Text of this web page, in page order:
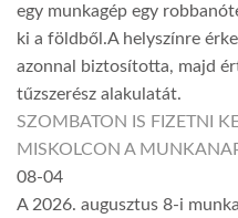
egy munkagép egy
ki a földből.A helyszínre
azonnal biztosította, majd
tűzszerész alakulatát.
SZOMBATON IS FIZETNI
MISKOLCON A
08-04
A 2026. augusztus 8-i